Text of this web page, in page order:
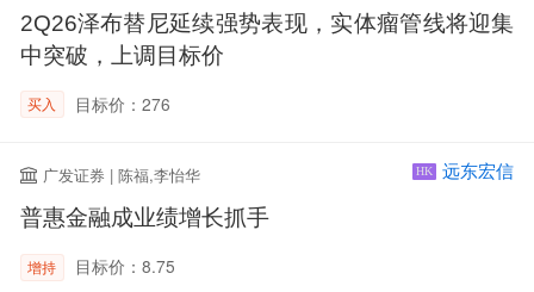
2Q26泽布替尼延续强势表现，实体瘤管线将迎集
中突破，上调目标价
买入 目标价：276
广发证券 | 陈福,李怡华 HK 远东宏信
普惠金融成业绩增长抓手
增持 目标价：8.75